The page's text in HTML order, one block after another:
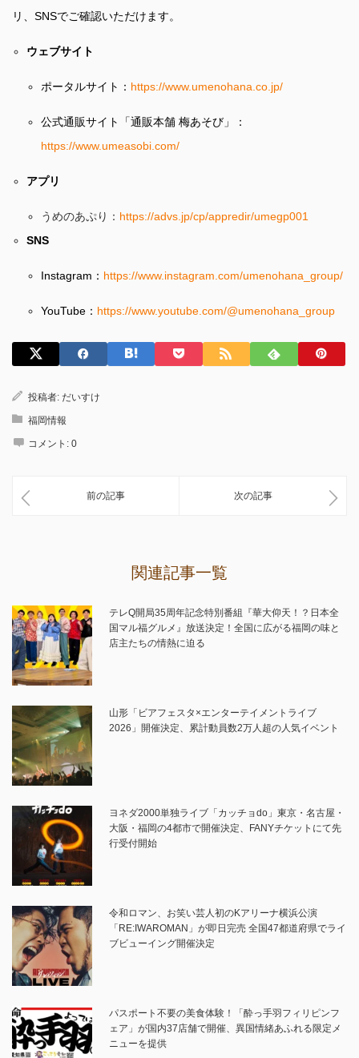
リ、SNSでご確認いただけます。
ウェブサイト
ポータルサイト： https://www.umenohana.co.jp/
公式通販サイト「通販本舗 梅あそび」：
https://www.umeasobi.com/
アプリ
うめのあぷり： https://advs.jp/cp/appredir/umegp001
SNS
Instagram： https://www.instagram.com/umenohana_group/
YouTube： https://www.youtube.com/@umenohana_group
投稿者: だいすけ
福岡情報
コメント: 0
前の記事 次の記事
関連記事一覧
テレQ開局35周年記念特別番組『華大仰天！？日本全
国マル福グルメ』放送決定！全国に広がる福岡の味と
店主たちの情熱に迫る
山形「ビアフェスタ×エンターテイメントライブ
2026」開催決定、累計動員数2万人超の人気イベント
ヨネダ2000単独ライブ「カッチョdo」東京・名古屋・
大阪・福岡の4都市で開催決定、FANYチケットにて先
行受付開始
令和ロマン、お笑い芸人初のKアリーナ横浜公演
「RE:IWAROMAN」が即日完売 全国47都道府県でライ
ブビューイング開催決定
パスポート不要の美食体験！「酔っ手羽フィリピンフ
ェア」が国内37店舗で開催、異国情緒あふれる限定メ
ニューを提供